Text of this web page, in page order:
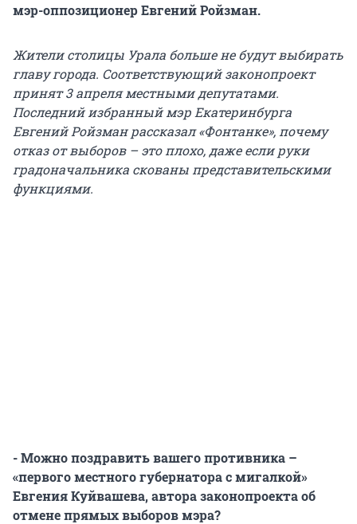
мэр-оппозиционер Евгений Ройзман.
Жители столицы Урала больше не будут выбирать
главу города. Соответствующий законопроект
принят 3 апреля местными депутатами.
Последний избранный мэр Екатеринбурга
Евгений Ройзман рассказал «Фонтанке», почему
отказ от выборов – это плохо, даже если руки
градоначальника скованы представительскими
функциями.
- Можно поздравить вашего противника –
«первого местного губернатора с мигалкой»
Евгения Куйвашева, автора законопроекта об
отмене прямых выборов мэра?